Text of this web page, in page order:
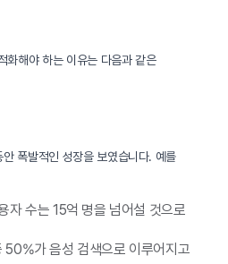
화해야 하는 이유는 다음과 같은
폭발적인 성장을 보였습니다. 예를
자 수는 15억 명을 넘어설 것으로
50%가 음성 검색으로 이루어지고